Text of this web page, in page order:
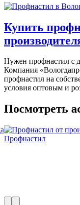
Купить
Нужен профнастил с
Компания
профнастил на
условия оптовым и
Посмотреть
Профнастил